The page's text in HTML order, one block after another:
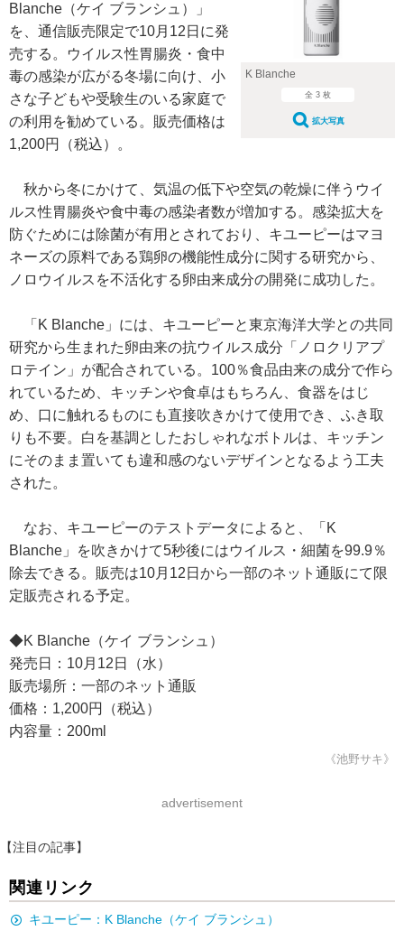
K Blanche
全 3 枚
拡大写真
Blanche（ケイ ブランシュ）」
を、通信販売限定で10月12日に発
売する。ウイルス性胃腸炎・食中
毒の感染が広がる冬場に向け、小
さな子どもや受験生のいる家庭で
の利用を勧めている。販売価格は
1,200円（税込）。
秋から冬にかけて、気温の低下や空気の乾燥に伴うウイ
ルス性胃腸炎や食中毒の感染者数が増加する。感染拡大を
防ぐためには除菌が有用とされており、キユーピーはマヨ
ネーズの原料である鶏卵の機能性成分に関する研究から、
ノロウイルスを不活化する卵由来成分の開発に成功した。
「K Blanche」には、キユーピーと東京海洋大学との共同
研究から生まれた卵由来の抗ウイルス成分「ノロクリアプ
ロテイン」が配合されている。100％食品由来の成分で作ら
れているため、キッチンや食卓はもちろん、食器をはじ
め、口に触れるものにも直接吹きかけて使用でき、ふき取
りも不要。白を基調としたおしゃれなボトルは、キッチン
にそのまま置いても違和感のないデザインとなるよう工夫
された。
なお、キユーピーのテストデータによると、「K
Blanche」を吹きかけて5秒後にはウイルス・細菌を99.9％
除去できる。販売は10月12日から一部のネット通販にて限
定販売される予定。
◆K Blanche（ケイ ブランシュ）
発売日：10月12日（水）
販売場所：一部のネット通販
価格：1,200円（税込）
内容量：200ml
《池野サキ》
advertisement
【注目の記事】
関連リンク
キユーピー：K Blanche（ケイ ブランシュ）